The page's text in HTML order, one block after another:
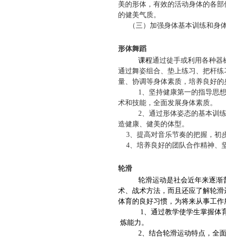
美的形体，有效的活动身体的各
的健美气质。
（三）加强身体基本训练和
形体舞蹈
课程通过徒手或利用各种器
通过舞姿组合、垫上练习、把杆
量、协调等身体素质，培养良好
1、 坚持健康第一的指导思
术和技能，全面发展身体素质。
2、 通过形体姿态的基本训
造健康、健美的体型。
3、 提高对音乐节奏的把握，初
4、 培养良好的团队合作精神、
轮滑
轮滑运动是社会近年来逐
术、战术方法，而且还应了解轮
体育的良好习惯，为将来从事工
1、通过教学使学生掌握体
炼能力。
2、结合轮滑运动特点，全